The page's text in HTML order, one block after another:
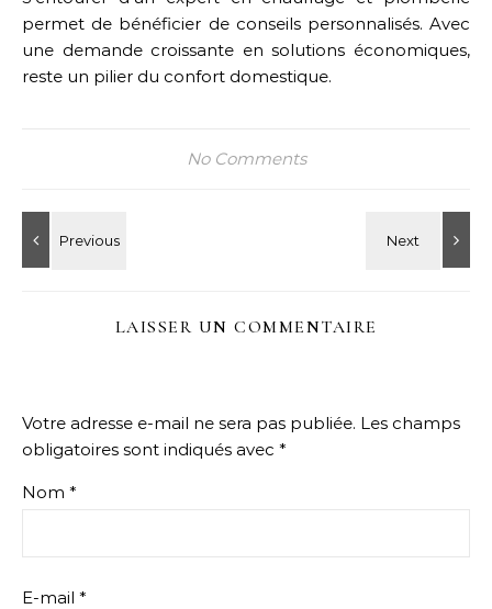
permet de bénéficier de conseils personnalisés. Avec
une demande croissante en solutions économiques,
reste un pilier du confort domestique.
No Comments
LAISSER UN COMMENTAIRE
Votre adresse e-mail ne sera pas publiée. Les champs
obligatoires sont indiqués avec *
Nom *
E-mail *